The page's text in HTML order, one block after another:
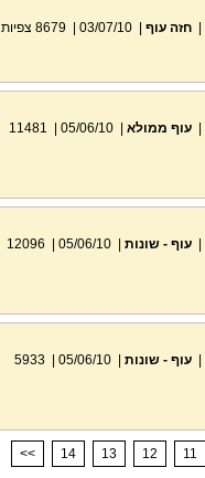
חזה עוף 03/07/10
8679 צפיות
עוף ממולא 05/06/10
11481
עוף - שונות 05/06/10
12096
עוף - שונות 05/06/10
5933
<< 14 13 12 11